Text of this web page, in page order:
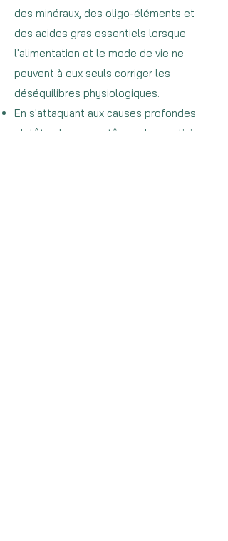
des minéraux, des oligo-éléments et
des acides gras essentiels lorsque
l'alimentation et le mode de vie ne
peuvent à eux seuls corriger les
déséquilibres physiologiques.
En s'attaquant aux causes profondes
plutôt qu'aux symptômes, les praticiens